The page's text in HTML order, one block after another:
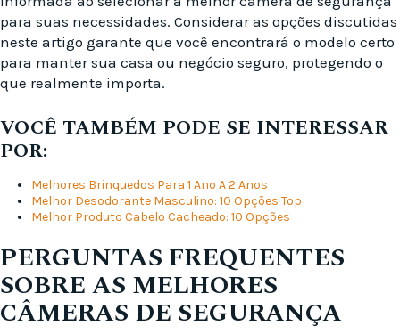
para suas necessidades. Considerar as opções discutidas
neste artigo garante que você encontrará o modelo certo
para manter sua casa ou negócio seguro, protegendo o
que realmente importa.
VOCÊ TAMBÉM PODE SE INTERESSAR
POR:
Melhores Brinquedos Para 1 Ano A 2 Anos
Melhor Desodorante Masculino: 10 Opções Top
Melhor Produto Cabelo Cacheado: 10 Opções
PERGUNTAS FREQUENTES
SOBRE AS MELHORES
CÂMERAS DE SEGURANÇA